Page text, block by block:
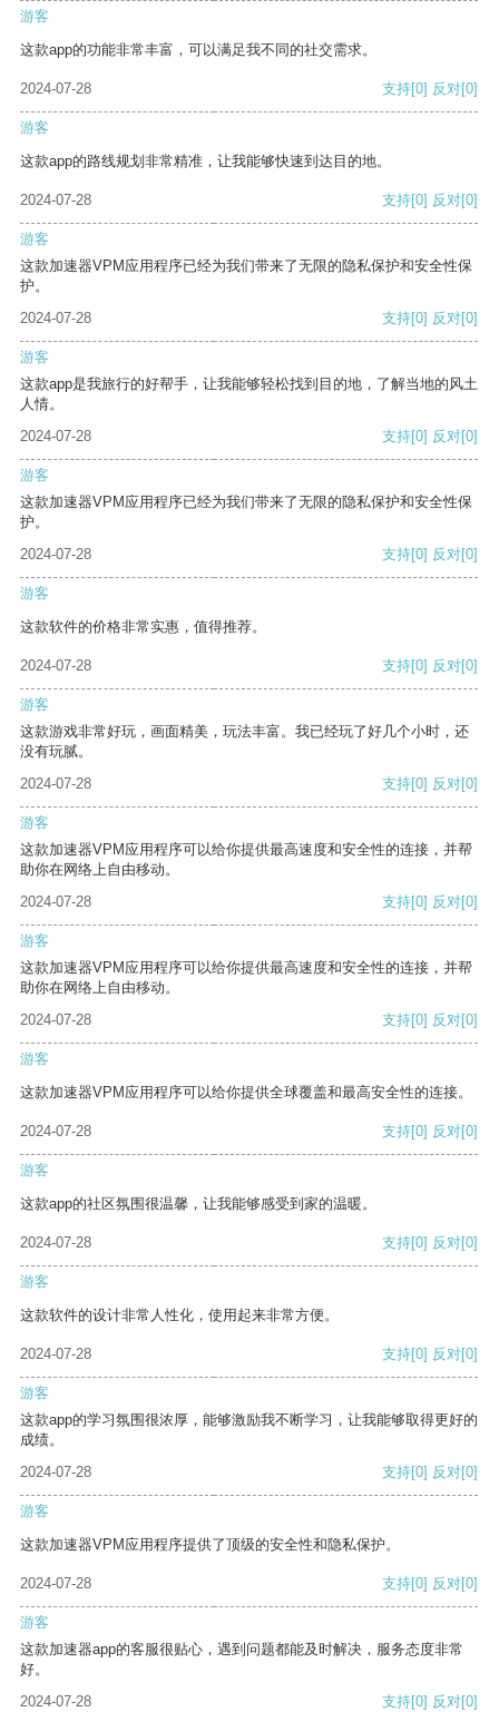
游客
这款app的功能非常丰富，可以满足我不同的社交需求。
2024-07-28 支持[0] 反对[0]
游客
这款app的路线规划非常精准，让我能够快速到达目的地。
2024-07-28 支持[0] 反对[0]
游客
这款加速器VPM应用程序已经为我们带来了无限的隐私保护和安全性保
护。
2024-07-28
支持[0] 反对[0]
游客
这款app是我旅行的好帮手，让我能够轻松找到目的地，了解当地的风土
人情。
2024-07-28
支持[0] 反对[0]
游客
这款加速器VPM应用程序已经为我们带来了无限的隐私保护和安全性保
护。
2024-07-28
支持[0] 反对[0]
游客
这款软件的价格非常实惠，值得推荐。
2024-07-28 支持[0] 反对[0]
游客
这款游戏非常好玩，画面精美，玩法丰富。我已经玩了好几个小时，还
没有玩腻。
2024-07-28
支持[0] 反对[0]
游客
这款加速器VPM应用程序可以给你提供最高速度和安全性的连接，并帮
助你在网络上自由移动。
2024-07-28
支持[0] 反对[0]
游客
这款加速器VPM应用程序可以给你提供最高速度和安全性的连接，并帮
助你在网络上自由移动。
2024-07-28
支持[0] 反对[0]
游客
这款加速器VPM应用程序可以给你提供全球覆盖和最高安全性的连接。
2024-07-28 支持[0] 反对[0]
游客
这款app的社区氛围很温馨，让我能够感受到家的温暖。
2024-07-28 支持[0] 反对[0]
游客
这款软件的设计非常人性化，使用起来非常方便。
2024-07-28 支持[0] 反对[0]
游客
这款app的学习氛围很浓厚，能够激励我不断学习，让我能够取得更好的
成绩。
2024-07-28
支持[0] 反对[0]
游客
这款加速器VPM应用程序提供了顶级的安全性和隐私保护。
2024-07-28 支持[0] 反对[0]
游客
这款加速器app的客服很贴心，遇到问题都能及时解决，服务态度非常
好。
2024-07-28
支持[0] 反对[0]